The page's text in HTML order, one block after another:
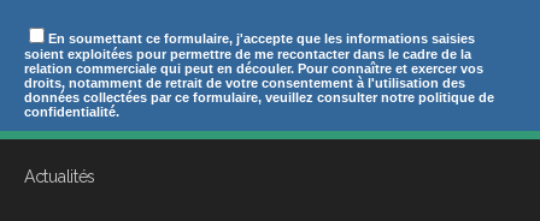
En soumettant ce formulaire, j'accepte que les informations saisies
soient exploitées pour permettre de me recontacter dans le cadre de la
relation commerciale qui peut en découler. Pour connaître et exercer vos
droits, notamment de retrait de votre consentement à l'utilisation des
données collectées par ce formulaire, veuillez consulter notre politique de
confidentialité.
Actualités